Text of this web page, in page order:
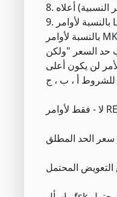
حد السعر "ولكن
لن يكون أعلى